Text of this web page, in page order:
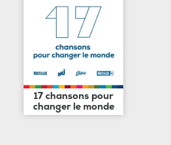
17 chansons pour
changer le monde